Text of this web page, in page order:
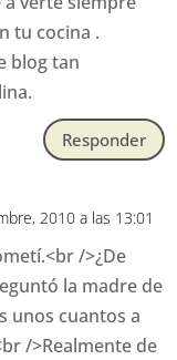
tu cocina .
blog tan
Responder
2010 a las 13:01
/>¿De
la madre de
unos cuantos a
/>Realmente de